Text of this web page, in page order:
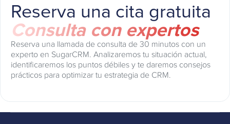
Reserva una cita gratuita
Consulta con expertos
Reserva una llamada de consulta de 30 minutos con un
experto en SugarCRM. Analizaremos tu situación actual,
identificaremos los puntos débiles y te daremos consejos
prácticos para optimizar tu estrategia de CRM.